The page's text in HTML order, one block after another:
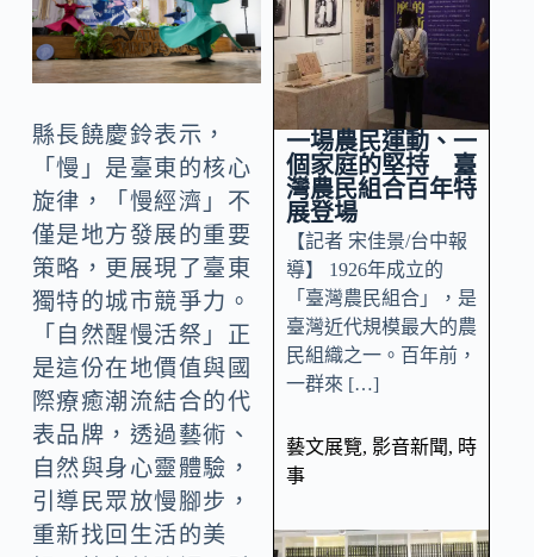
縣長饒慶鈴表示，
「慢」是臺東的核心
旋律，「慢經濟」不
僅是地方發展的重要
策略，更展現了臺東
獨特的城市競爭力。
「自然醒慢活祭」正
是這份在地價值與國
際療癒潮流結合的代
表品牌，透過藝術、
自然與身心靈體驗，
引導民眾放慢腳步，
重新找回生活的美
一場農民運動、一
個家庭的堅持 臺
灣農民組合百年特
展登場
【記者 宋佳景/台中報
導】 1926年成立的
「臺灣農民組合」，是
臺灣近代規模最大的農
民組織之一。百年前，
一群來 […]
藝文展覽, 影音新聞, 時
事